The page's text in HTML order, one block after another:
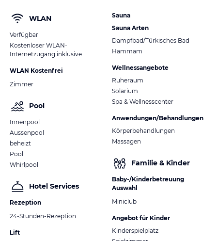
WLAN
Verfügbar
Kostenloser WLAN-
Internetzugang inklusive
WLAN Kostenfrei
Zimmer
Pool
Innenpool
Aussenpool
beheizt
Pool
Whirlpool
Hotel Services
Rezeption
24-Stunden-Rezeption
Lift
Sauna
Sauna Arten
Dampfbad/Türkisches Bad
Hammam
Wellnessangebote
Ruheraum
Solarium
Spa & Wellnesscenter
Anwendungen/Behandlungen
Körperbehandlungen
Massagen
Familie & Kinder
Baby-/Kinderbetreuung
Auswahl
Miniclub
Angebot für Kinder
Kinderspielplatz